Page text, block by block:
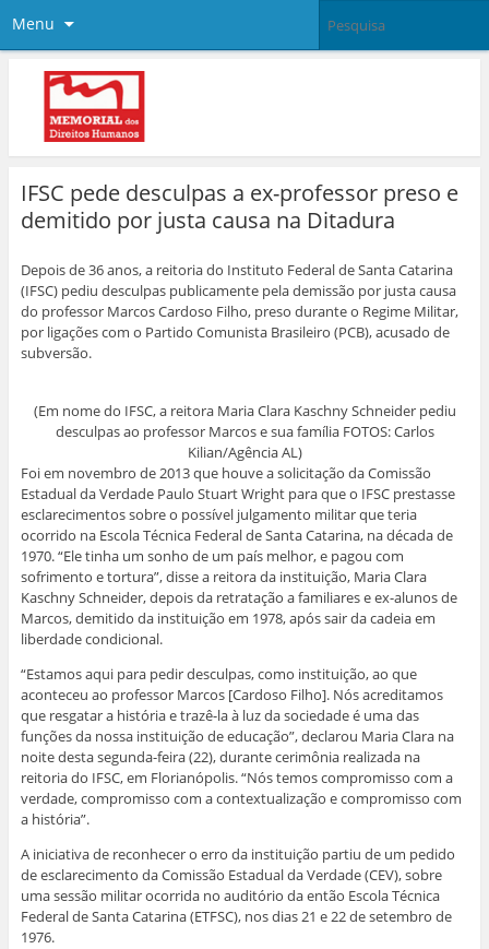
Menu
IFSC pede desculpas a ex-professor preso e
demitido por justa causa na Ditadura
Depois de 36 anos, a reitoria do Instituto Federal de Santa Catarina
(IFSC) pediu desculpas publicamente pela demissão por justa causa
do professor Marcos Cardoso Filho, preso durante o Regime Militar,
por ligações com o Partido Comunista Brasileiro (PCB), acusado de
subversão.
(Em nome do IFSC, a reitora Maria Clara Kaschny Schneider pediu
desculpas ao professor Marcos e sua família FOTOS: Carlos
Kilian/Agência AL)
Foi em novembro de 2013 que houve a solicitação da Comissão
Estadual da Verdade Paulo Stuart Wright para que o IFSC prestasse
esclarecimentos sobre o possível julgamento militar que teria
ocorrido na Escola Técnica Federal de Santa Catarina, na década de
1970. “Ele tinha um sonho de um país melhor, e pagou com
sofrimento e tortura”, disse a reitora da instituição, Maria Clara
Kaschny Schneider, depois da retratação a familiares e ex-alunos de
Marcos, demitido da instituição em 1978, após sair da cadeia em
liberdade condicional.
“Estamos aqui para pedir desculpas, como instituição, ao que
aconteceu ao professor Marcos [Cardoso Filho]. Nós acreditamos
que resgatar a história e trazê-la à luz da sociedade é uma das
funções da nossa instituição de educação”, declarou Maria Clara na
noite desta segunda-feira (22), durante cerimônia realizada na
reitoria do IFSC, em Florianópolis. “Nós temos compromisso com a
verdade, compromisso com a contextualização e compromisso com
a história”.
A iniciativa de reconhecer o erro da instituição partiu de um pedido
de esclarecimento da Comissão Estadual da Verdade (CEV), sobre
uma sessão militar ocorrida no auditório da então Escola Técnica
Federal de Santa Catarina (ETFSC), nos dias 21 e 22 de setembro de
1976.